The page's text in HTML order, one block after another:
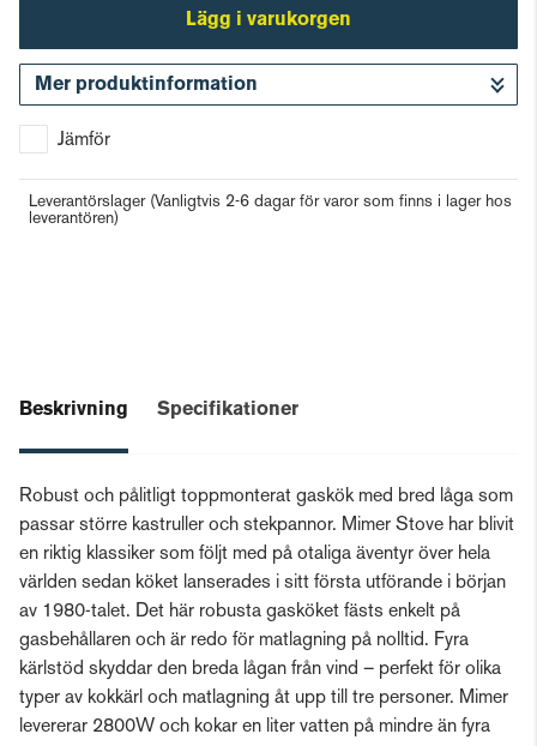
Lägg i varukorgen
Mer produktinformation
Jämför
Leverantörslager (Vanligtvis 2-6 dagar för varor som finns i lager hos
leverantören)
Beskrivning Specifikationer
Robust och pålitligt toppmonterat gaskök med bred låga som
passar större kastruller och stekpannor. Mimer Stove har blivit
en riktig klassiker som följt med på otaliga äventyr över hela
världen sedan köket lanserades i sitt första utförande i början
av 1980-talet. Det här robusta gasköket fästs enkelt på
gasbehållaren och är redo för matlagning på nolltid. Fyra
kärlstöd skyddar den breda lågan från vind – perfekt för olika
typer av kokkärl och matlagning åt upp till tre personer. Mimer
levererar 2800W och kokar en liter vatten på mindre än fyra